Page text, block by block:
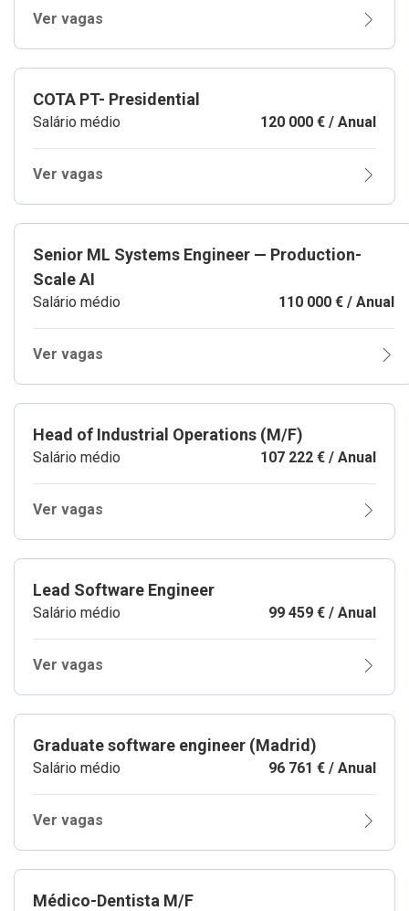
Ver vagas
COTA PT- Presidential
Salário médio 120 000 € / Anual
Ver vagas
Senior ML Systems Engineer — Production-
Scale AI
Salário médio 110 000 € / Anual
Ver vagas
Head of Industrial Operations (M/F)
Salário médio 107 222 € / Anual
Ver vagas
Lead Software Engineer
Salário médio 99 459 € / Anual
Ver vagas
Graduate software engineer (Madrid)
Salário médio 96 761 € / Anual
Ver vagas
Médico-Dentista M/F